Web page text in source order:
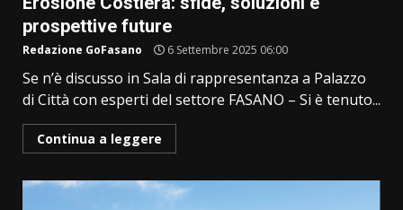
prospettive future
Redazione GoFasano 6 Settembre 2025 06:00
Se n’è discusso in Sala di rappresentanza a Palazzo
di Città con esperti del settore FASANO – Si è tenuto...
Continua a leggere